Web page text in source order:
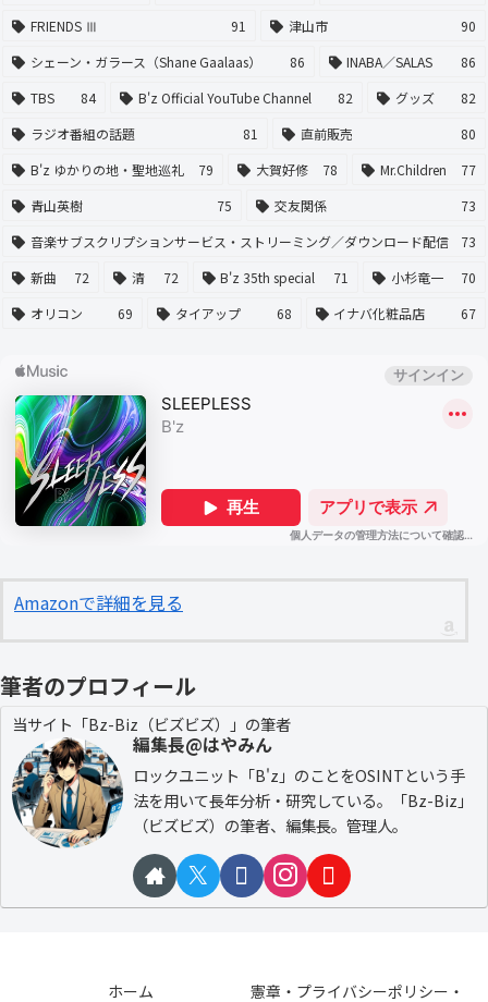
FRIENDS Ⅲ
91 津山市
90
シェーン・ガラース（Shane Gaalaas）
86 INABA／SALAS
86
TBS
84 B'z Official YouTube Channel 82 グッズ
82
ラジオ番組の話題
81 直前販売
80
B'z ゆかりの地・聖地巡礼
79 大賀好修 78 Mr.Children
77
青山英樹
75 交友関係
73
音楽サブスクリプションサービス・ストリーミング／ダウンロード配信
73
新曲
72 清 72 B'z 35th special 71 小杉竜一
70
オリコン
69 タイアップ 68 イナバ化粧品店 67
Amazonで詳細を見る
筆者のプロフィール
当サイト「Bz-Biz（ビズビズ）」の筆者
編集長@はやみん
ロックユニット「B'z」のことをOSINTという手
法を用いて長年分析・研究している。「Bz-Biz」
（ビズビズ）の筆者、編集長。管理人。
ホーム 憲章・プライバシーポリシー・